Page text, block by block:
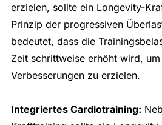
erzielen, sollte ein Longevity-
Prinzip der progressiven
bedeutet, dass die
Zeit schrittweise erhöht wird,
Verbesserungen zu erzielen.
Integriertes Cardiotraining: